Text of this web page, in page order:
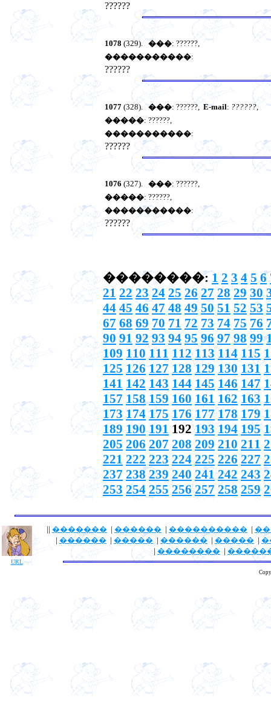
??????
1078 (329).���: ??????,
�����������:
??????
1077 (328).���: ??????, E-mail: ??????,
�����: ??????,
�����������:
??????
1076 (327). ���: ??????,
�����: ??????,
�����������:
??????
��������:1 2 3 4 5 6
21 22 23 24 25 26 27 28 29 30
44 45 46 47 48 49 50 51 52 53
67 68 69 70 71 72 73 74 75 76
90 91 92 93 94 95 96 97 98 99
109 110 111 112 113 114 115
125 126 127 128 129 130 131
141 142 143 144 145 146 147
157 158 159 160 161 162 163
173 174 175 176 177 178 179
189 190 191 192193 194 195
205 206 207 208 209 210 211
221 222 223 224 225 226 227
237 238 239 240 241 242 243
253 254 255 256 257 258 259
URL
|| ������� | ������ | ���������� |
| ������ | �����|������|�����|
| �������� |